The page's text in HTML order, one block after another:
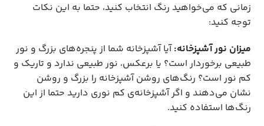
زمانی که می‌خواهید رنگ انتخاب کنید، حتما به این نکات
توجه کنید:
میزان نور آشپزخانه:آیا آشپزخانه شما از پنجره‌های بزرگ و نور
طبیعی برخوردار است؟ یا برعکس، نور طبیعی ندارد و تاریک و
کم نور است؟ رنگ‌های روشن آشپزخانه را بزرگ و روشن
نشان می‌دهند و اگر آشپزخانه‌ی کم نوری دارید حتما از این
رنگ‌ها استفاده کنید.